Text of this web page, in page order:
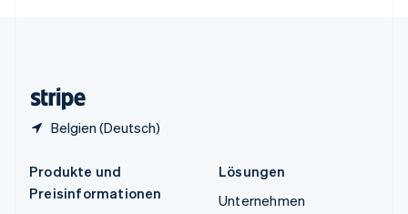
Belgien (Deutsch)
Produkte und
Preisinformationen
Lösungen
Unternehmen